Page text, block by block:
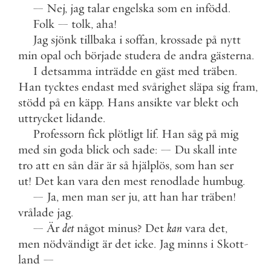
— Nej, jag talar engelska som en infödd.
Folk — tolk, aha!
Jag sjönk tillbaka i soffan, krossade på nytt
min opal och började studera de andra gästerna.
I detsamma inträdde en gäst med träben.
Han tycktes endast med svårighet släpa sig fram,
stödd på en käpp. Hans ansikte var blekt och
uttrycket lidande.
Professorn fick plötligt lif. Han såg på mig
med sin goda blick och sade: — Du skall inte
tro att en sån där är så hjälplös, som han ser
ut! Det kan vara den mest renodlade humbug.
— Ja, men man ser ju, att han har träben!
vrålade jag.
— Är det något minus? Det kan vara det,
men nödvändigt är det icke. Jag minns i Skott-
land —